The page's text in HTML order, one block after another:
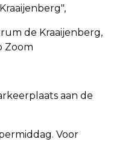
de Kraaijenberg,
Zoom
aan de
Voor